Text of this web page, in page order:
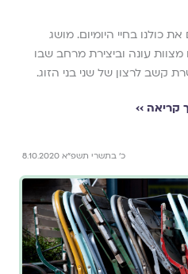
כולנו בחיי היומיום. מושג
עונה וביצירת מרחב שבו
קשב לרצון של שני בני הזוג.
קריאה ››
כ׳ בתשרי תשפ״א 8.10.2020